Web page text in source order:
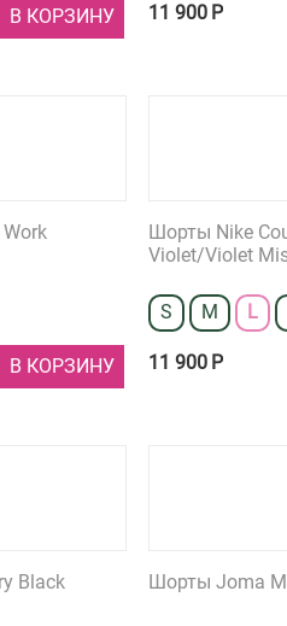
В КОРЗИНУ 11 900 Р
В КОРЗИНУ
Шорты Nike
Violet/Violet
S M L
11 900 Р
Black Шорты Joma